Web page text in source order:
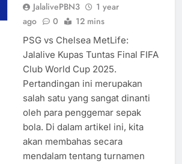
JalalivePBN3
1 year
ago
0 12 mins
PSG vs Chelsea MetLife:
Jalalive Kupas Tuntas Final FIFA
Club World Cup 2025.
Pertandingan ini merupakan
salah satu yang sangat dinanti
oleh para penggemar sepak
bola. Di dalam artikel ini, kita
akan membahas secara
mendalam tentang turnamen